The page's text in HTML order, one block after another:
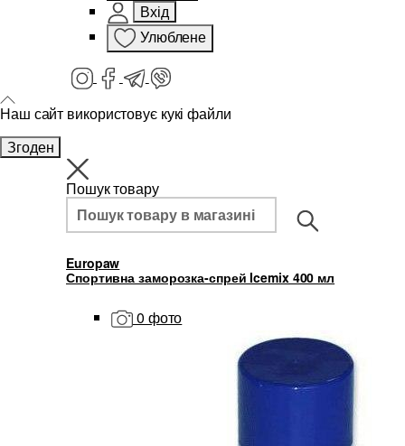
Вхід
Улюблене
Наш сайт використовує кукі файли
Згоден
Пошук товару
Europaw
Спортивна заморозка-спрей Icemix 400 мл
0 фото